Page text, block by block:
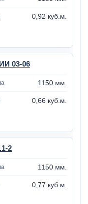
0,92 куб.м.
03-06
1150 мм.
0,66 куб.м.
2
1150 мм.
0,77 куб.м.